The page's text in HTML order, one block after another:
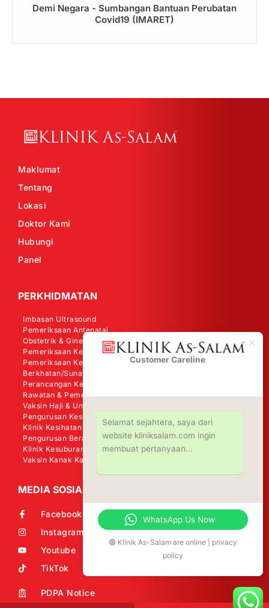
Demi Negara - Sumbangan Bantuan Perubatan
Covid19 (IMARET)
Maklumat
Tentang
Lokasi
Doktor Kami
Hubungi
Panel
PERKHIDMATAN
Imbasan Ultrasound
Pemeriksaan Antenatal
Obstetrik & Ginekologi
Pemeriksaan Kesihatan Wanita
Pemeriksaan Kesihatan Lelaki
Berkhatan/Sunat
Perancangan Keluarga
Rawatan & Pemeriksaan Kanser
Vaksin Haji & Umrah
Pengurusan Kesakitan
Klinik Kesihatan Perkerjaan (OHD)
Pengurusan Berat Badan - Shape Me
Klinik Kesuburan
Vaksin Kanak Kanak (KKM)
MEDIA SOSIAL
Facebook
Instagram
Youtube
TikTok
PDPA Notice
Customer Careline
Selamat sejahtera, saya dari
website kliniksalam.com ingin
membuat pertanyaan...
WhatsApp Us Now
🟢 Klinik As-Salam are online | privacy
policy